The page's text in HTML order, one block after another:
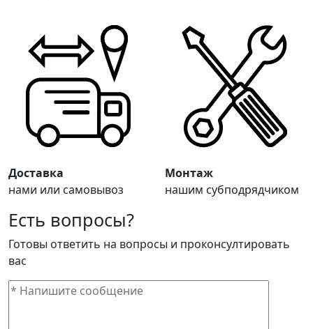
Доставка
нами или самовывоз
Монтаж
нашим субподрядчиком
Есть вопросы?
Готовы ответить на вопросы и проконсултировать
вас